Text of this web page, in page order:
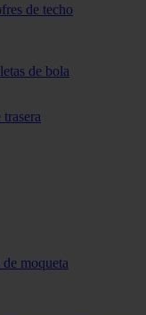
de techo
de bola
moqueta